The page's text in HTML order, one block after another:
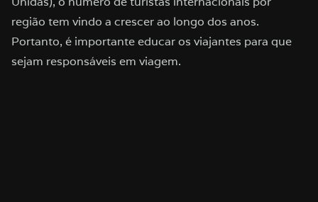
região tem vindo a crescer ao longo dos anos.
Portanto, é importante educar os viajantes para que
sejam responsáveis ​​em viagem.